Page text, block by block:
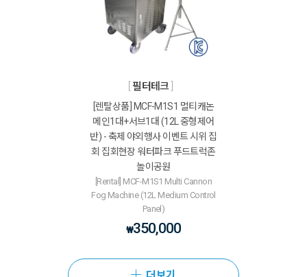
필터테크
[렌탈상품] MCF-M1S1 멀티캐논
메인1대+서브1대 (12L 중형제어
반) - 축제 야외행사 이벤트 시위 집
회 집회현장 워터파크 푸드트럭존
놀이공원
[Rental] MCF-M1S1 Multi Cannon
Fog Machine (12L Medium Control
Panel)
₩350,000